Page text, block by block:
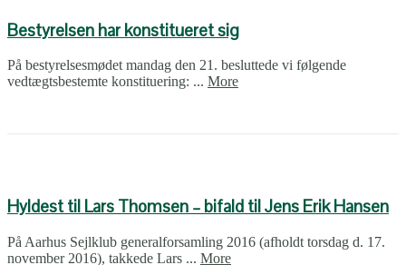
Bestyrelsen har konstitueret sig
På bestyrelsesmødet mandag den 21. besluttede vi følgende
vedtægtsbestemte konstituering: ... More
Hyldest til Lars Thomsen – bifald til Jens Erik Hansen
På Aarhus Sejlklub generalforsamling 2016 (afholdt torsdag d. 17.
november 2016), takkede Lars ... More